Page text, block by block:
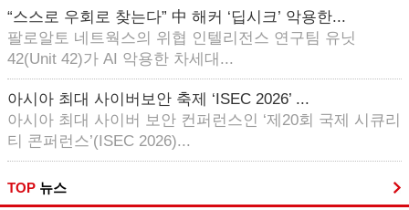
“스스로 우회로 찾는다” 中 해커 ‘딥시크’ 악용한...
팔로알토 네트웍스의 위협 인텔리전스 연구팀 유닛
42(Unit 42)가 AI 악용한 차세대...
아시아 최대 사이버보안 축제 ‘ISEC 2026’ ...
아시아 최대 사이버 보안 컨퍼런스인 ‘제20회 국제 시큐리
티 콘퍼런스’(ISEC 2026)...
TOP 뉴스